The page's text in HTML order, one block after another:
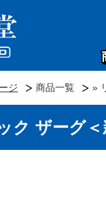
ジ 商品一覧 »
ク ザーグ＜